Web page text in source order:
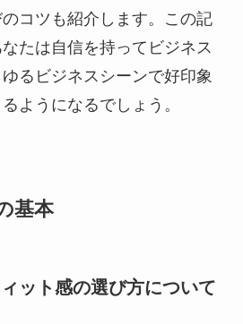
コツも紹介します。この記
たは自信を持ってビジネス
るビジネスシーンで好印象
ようになるでしょう。
基本
ット感の選び方について